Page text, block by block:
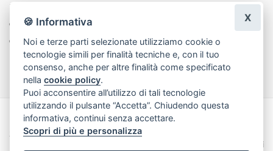
Mazzi
Coroncine
Composizioni
Funebre
Made with byInfoser.it- Realizzazione Siti ecommerce per Fioristi
2026
Termini e Condizioni
🍪 Informativa
Noi e terze parti selezionate utilizziamo cookie o
tecnologie simili per finalità tecniche e, con il tuo
consenso, anche per altre finalità come specificato
nellacookie policy.
Puoi acconsentire all’utilizzo di tali tecnologie
utilizzando il pulsante “Accetta”. Chiudendo questa
informativa, continui senza accettare.
Scopri di più e personalizza
X